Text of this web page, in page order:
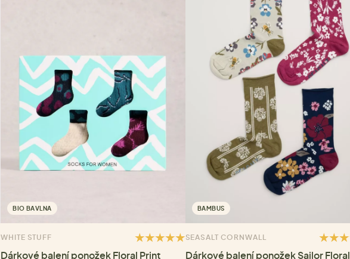
BIO BAVLNA
WHITE STUFF
Dárkové balení ponožek Floral Print
BAMBUS
SEASALT CORNWALL
Dárkové balení ponožek Sailor Floral